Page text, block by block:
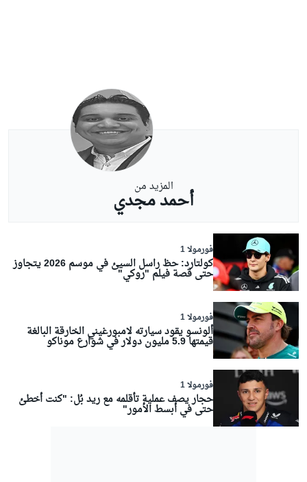
المزيد من
أحمد مجدي
فورمولا 1
كولتارد: حظ راسل السيئ في موسم 2026 يتجاوز
حتى قصة فيلم "روكي"
فورمولا 1
ألونسو يقود سيارته لامبورغيني الخارقة البالغة
قيمتها 5.9 مليون دولار في شوارع موناكو
فورمولا 1
حجار يصف عملية تأقلمه مع ريد بُل: "كنت أخطئ
حتى في أبسط الأمور"